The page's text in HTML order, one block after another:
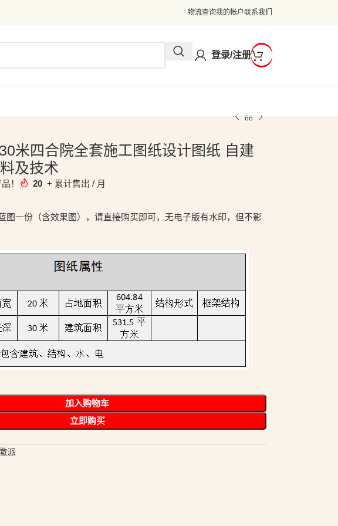
物流查询我的帐户联系我们
登录/注册
米四合院全套施工图纸设计图纸 自建
及技术
！ 20 + 累计售出 / 月
图一份（含效果图），请直接购买即可，无电子版有水印，但不影
加入购物车
立即购买
派